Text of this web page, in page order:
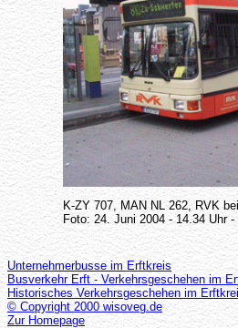
K-ZY 707, MAN NL 262, RVK
Foto: 24. Juni 2004 - 14.34 Uhr
Unternehmerbusse im Erftkreis
Busverkehr Erft - Verkehrsgeschehen im
Historisches Verkehrsgeschehen im
© Copyright 2000 wisoveg.de
Zur Homepage